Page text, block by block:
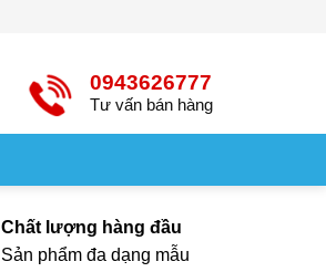
0943626777
Tư vấn bán hàng
Chất lượng hàng đầu
Sản phẩm đa dạng mẫu